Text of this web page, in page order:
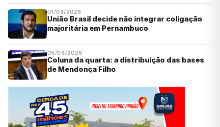
01/08/2026
União Brasil decide não integrar coligação
majoritária em Pernambuco
05/08/2026
Coluna da quarta: a distribuição das bases
de Mendonça Filho